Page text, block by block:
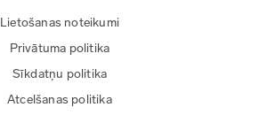
Lietošanas noteikumi
Privātuma politika
Sīkdatņu politika
Atcelšanas politika